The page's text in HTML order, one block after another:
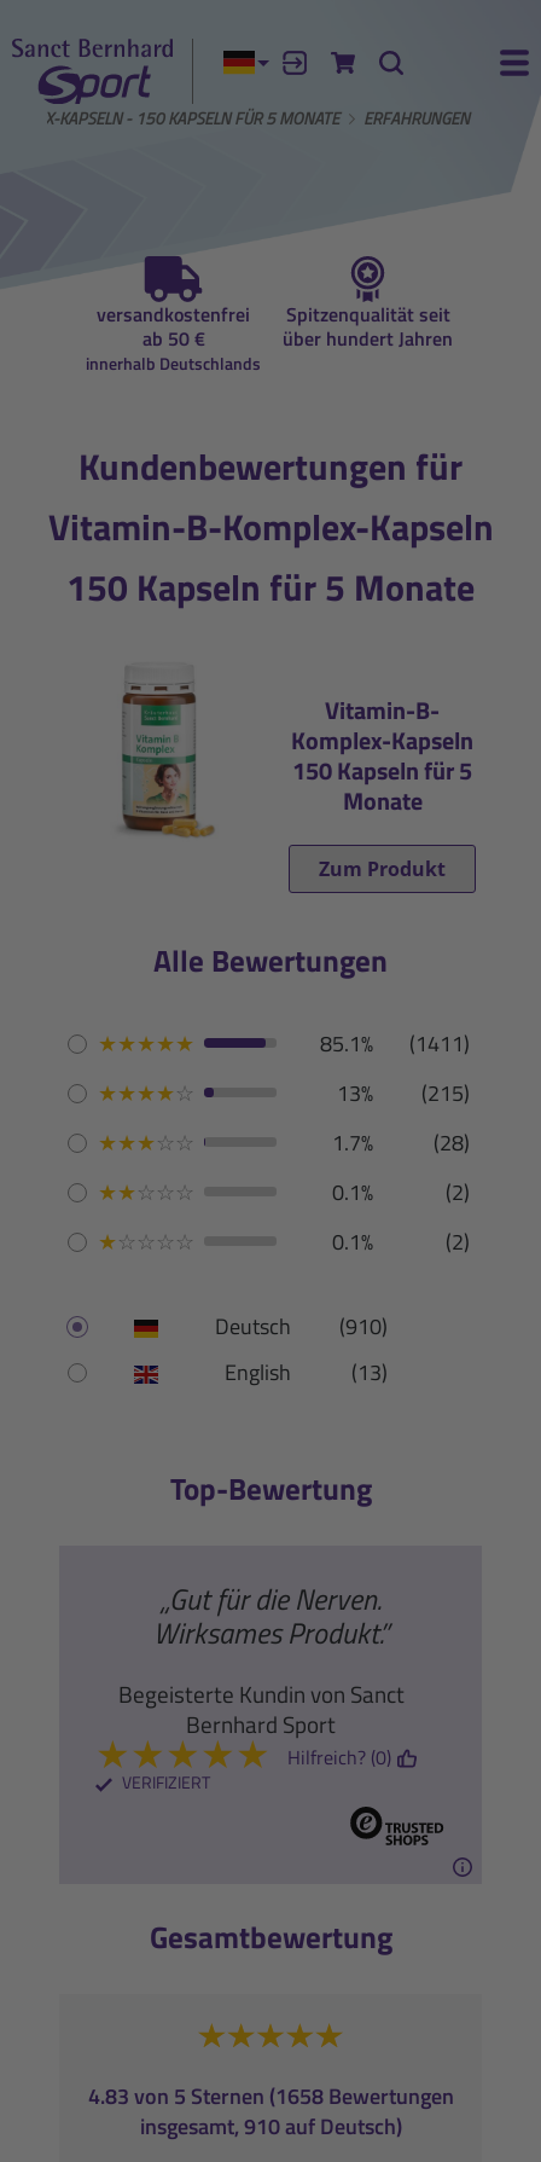
Aktuelle Sprache:
AnmeldenZum Warenkorb
Suche
KAPSELN - 150 KAPSELN FÜR 5 MONATE ERFAHRUNGEN
versandkostenfrei
ab 50 €
innerhalb Deutschlands
Spitzenqualität seit
über hundert Jahren
Kundenbewertungen für
Vitamin-B-Komplex-Kapseln
150 Kapseln für 5 Monate
Vitamin-B-
Komplex-Kapseln
150 Kapseln für 5
Monate
Zum Produkt
Alle Bewertungen
★★★★★ 85.1%
(1411)
★★★★☆ 13%
(215)
★★★☆☆ 1.7%
(28)
★★☆☆☆ 0.1%
(2)
★☆☆☆☆ 0.1% (2)
Deutsch
(910)
English
(13)
Top-Bewertung
„Gut für die Nerven.
Wirksames Produkt.”
Begeisterte Kundin von Sanct
Bernhard Sport
★★★★★
VERIFIZIERT
Hilfreich? (0)
Gesamtbewertung
4.83 von 5 Sternen (1658 Bewertungen
insgesamt, 910 auf Deutsch)